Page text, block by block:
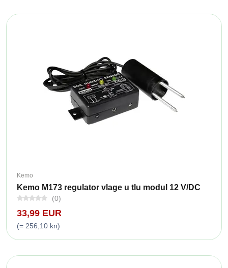
Kemo
Kemo M173 regulator vlage u tlu modul 12 V/DC
(0)
33,99 EUR
(= 256,10 kn)